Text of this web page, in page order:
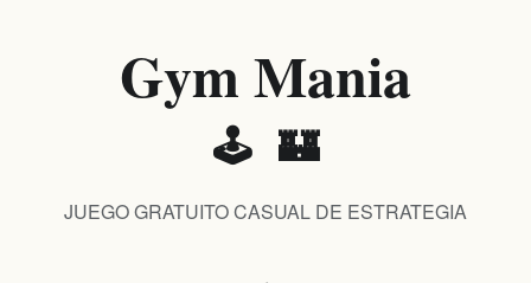
Gym Mania
🕹️ 🏰
JUEGO GRATUITO CASUAL DE ESTRATEGIA